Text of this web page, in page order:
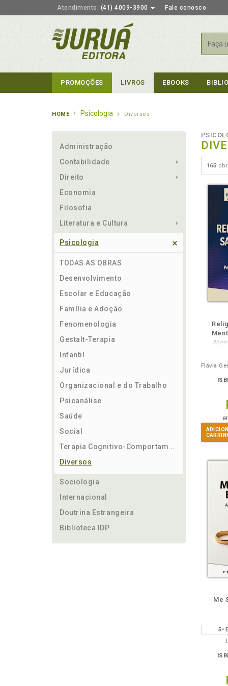
Atendimento: (41) 4009-3900 Fale conosco
PROMOÇÕES LIVROS EBOOKS
HOME Psicologia Diversos
Administração
Contabilidade
Direito
Economia
Filosofia
Literatura e Cultura
Psicologia
TODAS AS OBRAS
Desenvolvimento
Escolar e Educação
Família e Adoção
Fenomenologia
Gestalt-Terapia
Infantil
Jurídica
Organizacional e do Trabalho
Psicanálise
Saúde
Social
Terapia Cognitivo-Comportamental
Diversos
Sociologia
Internacional
Doutrina Estrangeira
Biblioteca IDP
165
TambémTambém
Folheie
Me
5ª